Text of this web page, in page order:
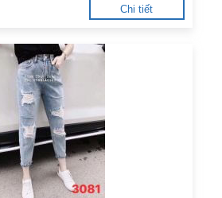
Chi tiết